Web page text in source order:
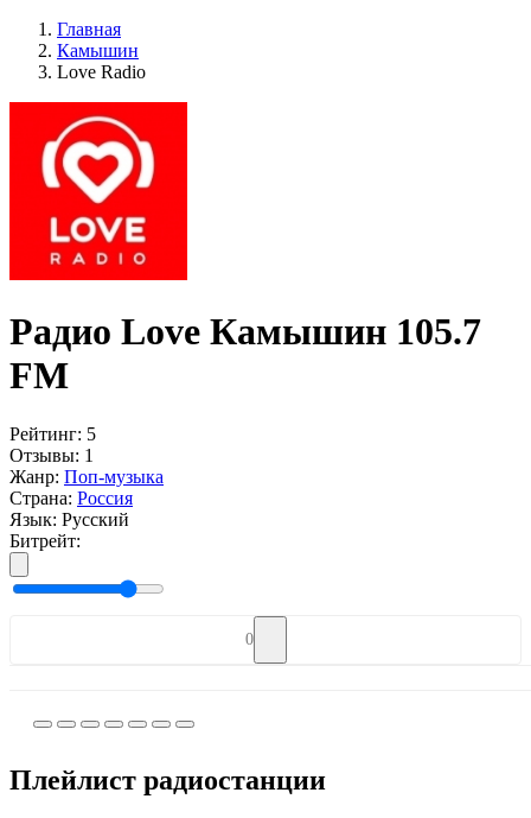
Главная
Камышин
Love Radio
Радио Love Камышин 105.7
FM
Рейтинг: 5
Отзывы: 1
Жанр: Поп-музыка
Страна: Россия
Язык: Русский
Битрейт:
0
Плейлист радиостанции